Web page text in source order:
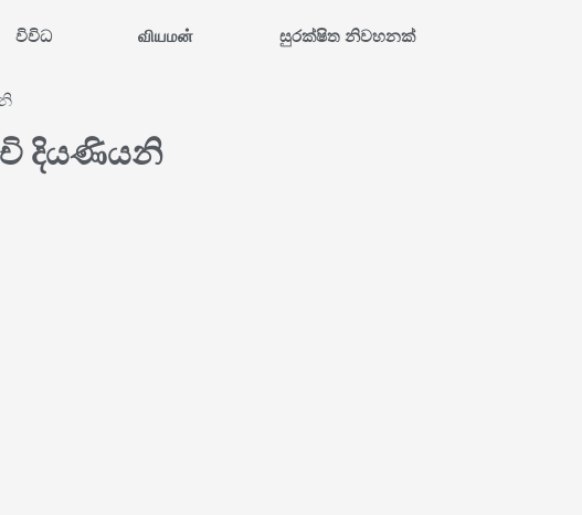
විවිධ வியமன் සුරක්ෂිත නිවහනක්
දියණියනි